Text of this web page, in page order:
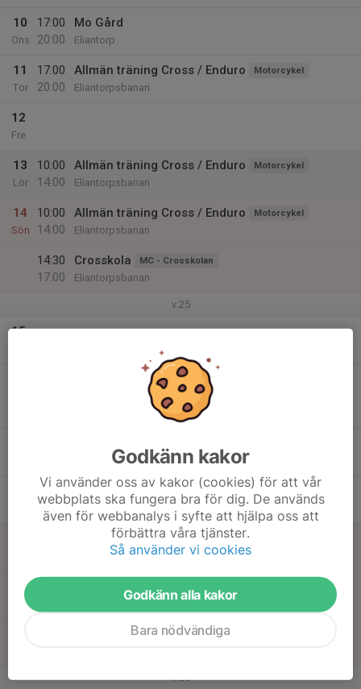
10
Ons
17:00
20:00
Mo Gård
Eliantorp
11
Tor
17:00
20:00
Allmän träning Cross / Enduro Motorcykel
Eliantorpsbanan
12
Fre
13
Lör
10:00
14:00
Allmän träning Cross / Enduro Motorcykel
Eliantorpsbanan
14
Sön
10:00
14:00
Allmän träning Cross / Enduro Motorcykel
Eliantorpsbanan
14:30
17:00
Crosskola MC - Crosskolan
Eliantorpsbanan
v.25
15
Crossbanan stängd / Enduro för
Motorcykel
Eliantorp
17:00
20:00
Träning endast medlemmar. Motorcykel
Eliantorpsbanan
20
Lör
v.26
Godkänn kakor
Vi använder oss av kakor (cookies) för att vår
webbplats ska fungera bra för dig. De används
även för webbanalys i syfte att hjälpa oss att
förbättra våra tjänster.
Så använder vi cookies
Godkänn alla kakor
Bara nödvändiga